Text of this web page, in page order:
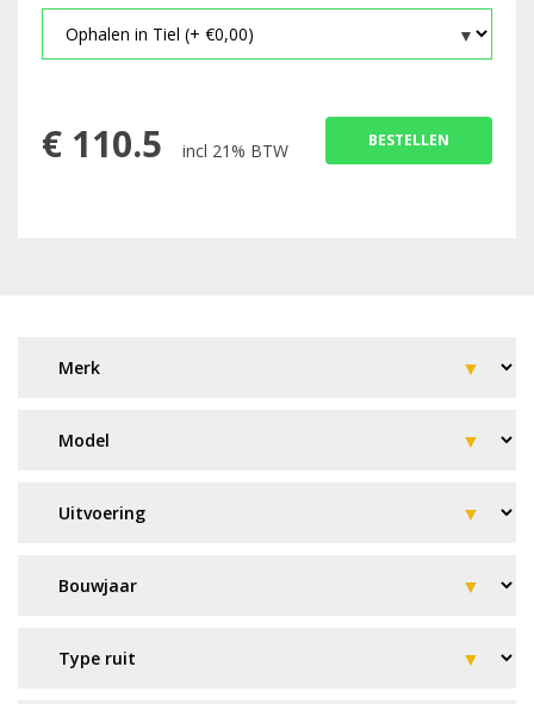
€ 110.5 incl 21% BTW BESTELLEN